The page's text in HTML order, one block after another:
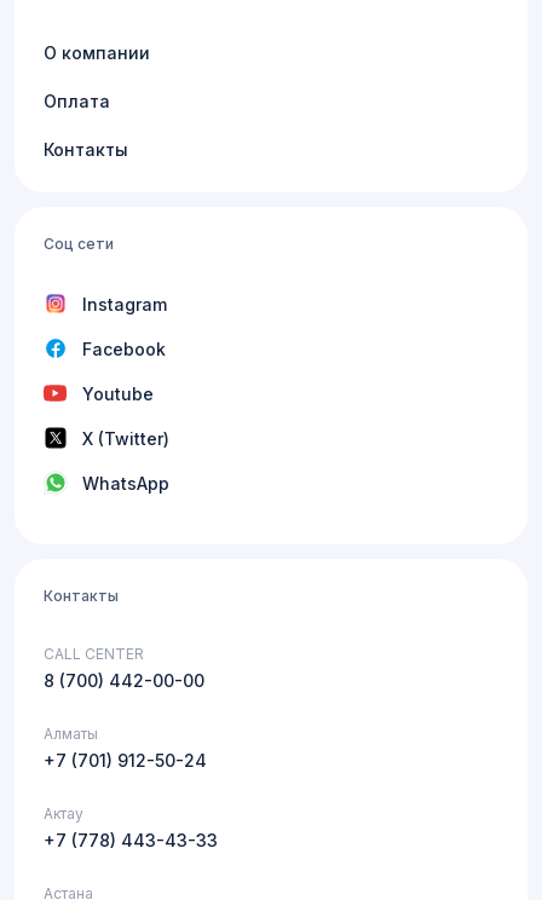
О компании
Оплата
Контакты
Соц сети
Instagram
Facebook
Youtube
X (Twitter)
WhatsApp
Контакты
CALL CENTER
8 (700) 442-00-00
Алматы
+7 (701) 912-50-24
Актау
+7 (778) 443-43-33
Астана